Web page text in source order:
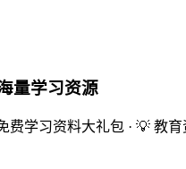
量学习资源
费学习资料大礼包 · 💡 教